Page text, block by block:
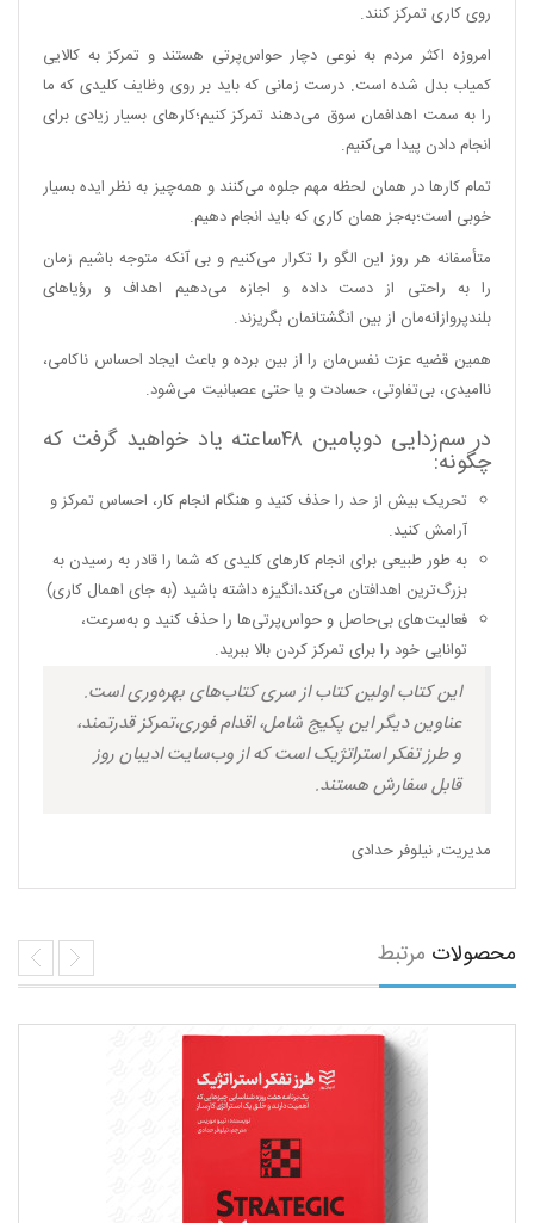
روی کاری تمرکز کنند.
امروزه اکثر مردم به نوعی دچار حواس‌پرتی هستند و تمرکز به کالایی
کمیاب بدل شده است. درست زمانی که باید بر روی وظایف کلیدی که ما
را به سمت اهدافمان سوق می‌دهند تمرکز کنیم؛‌کارهای بسیار زیادی برای
انجام دادن پیدا می‌کنیم.
تمام کارها در همان لحظه مهم جلوه می‌کنند و همه‌چیز به نظر ایده بسیار
خوبی است؛‌به‌جز همان کاری که باید انجام دهیم.
متأسفانه هر روز این الگو را تکرار می‌کنیم و بی آنکه متوجه باشیم زمان
را به راحتی از دست داده و اجازه می‌دهیم اهداف و رؤیاهای
بلندپروازانه‌مان از بین انگشتانمان بگریزند.
همین قضیه عزت نفس‌مان را از بین برده و باعث ایجاد احساس ناکامی،
ناامیدی، بی‌تفاوتی،‌ حسادت و یا حتی عصبانیت می‌شود.
در سم‌زدایی دوپامین ۴۸ساعته یاد خواهید گرفت که
چگونه:
تحریک بیش از حد را حذف کنید و هنگام انجام کار، احساس تمرکز و
آرامش کنید.
به طور طبیعی برای انجام کارهای کلیدی که شما را قادر به رسیدن به
بزرگ‌ترین اهدافتان می‌کند،‌انگیزه داشته باشید (به جای اهمال کاری)
فعالیت‌های بی‌حاصل و حواس‌پرتی‌ها را حذف کنید و به‌سرعت،
توانایی خود را برای تمرکز کردن بالا ببرید.
این کتاب اولین کتاب از سری کتاب‌های بهره‌وری است.
عناوین دیگر این پکیج شامل، اقدام فوری،‌تمرکز قدرتمند،
و طرز تفکر استراتژیک است که از وب‌سایت ادیبان روز
قابل سفارش هستند.
مدیریت,نیلوفر حدادی
محصولات مرتبط